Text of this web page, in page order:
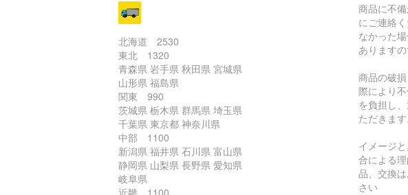
北海道 2530
東北 1320
青森県 岩手県 秋田県 宮城県
山形県 福島県
関東 990
茨城県 栃木県 群馬県 埼玉県
千葉県 東京都 神奈川県
中部 1100
新潟県 福井県 石川県 富山県
静岡県 山梨県 長野県 愛知県
岐阜県
近畿 1100
商品に不
にご連絡
なかった
あります
商品の破
際により
を負担し
ただきます
イメージ
合による
品、交換
さい